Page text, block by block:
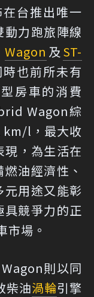
台推出唯一
動力跑旅陣線
Wagon 及 ST-
也前所未有
房車的消費
Wagon綜
km/l，最大收
，為生活在
油經濟性、
用途又能彰
競爭力的正
市場。
則以同
柴油渦輪引擎